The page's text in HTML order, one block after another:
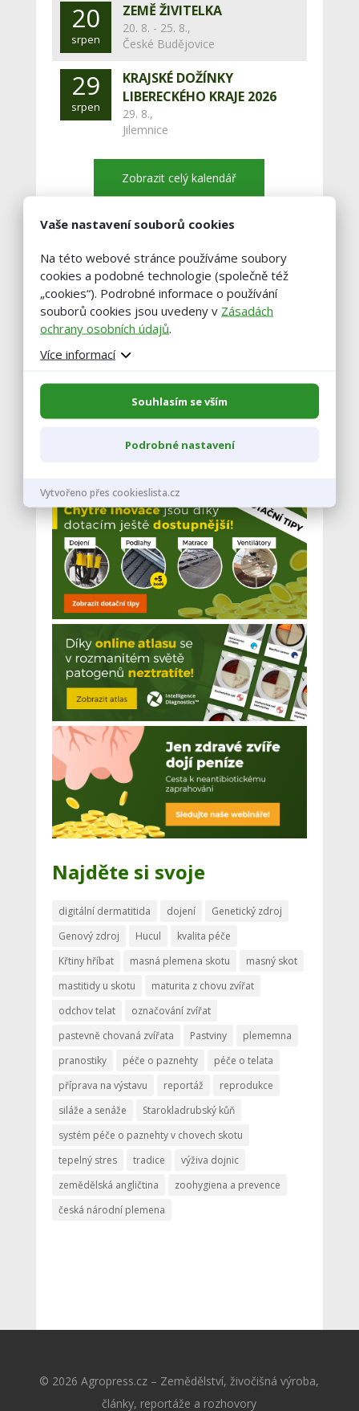
20
srpen
ZEMĚ ŽIVITELKA
20. 8. - 25. 8.,
České Budějovice
29
srpen
KRAJSKÉ DOŽÍNKY
LIBERECKÉHO KRAJE 2026
29. 8.,
Jilemnice
Zobrazit celý kalendář
Buďte vždy v obraze!
Zadejte váš email a my vám občas
pošleme výběr těch nejzajímavější
článků.
Najděte si svoje
digitální dermatitida dojení
Genetický zdroj
Genový zdroj
Hucul
kvalita péče
Křtiny hříbat
masná plemena skotu
masný skot
mastitidy u skotu
maturita z chovu zvířat
odchov telat
označování zvířat
pastevně chovaná zvířata
Pastviny
plememna
pranostiky
péče o paznehty
péče o telata
příprava na výstavu
reportáž
reprodukce
siláže a senáže
Starokladrubský kůň
systém péče o paznehty v chovech skotu
tepelný stres
tradice
výživa dojnic
zemědělská angličtina
zoohygiena a prevence
česká národní plemena
© 2026 Agropress.cz – Zemědělství, živočišná výroba,
články, reportáže a rozhovory
Vaše nastavení souborů cookies
Na této webové stránce používáme soubory
cookies a podobné technologie (společně též
„cookies“). Podrobné informace o používání
souborů cookies jsou uvedeny v Zásadách
ochrany osobních údajů.
Více informací
Souhlasím se vším
Podrobné nastavení
Vytvořeno přes cookieslista.cz